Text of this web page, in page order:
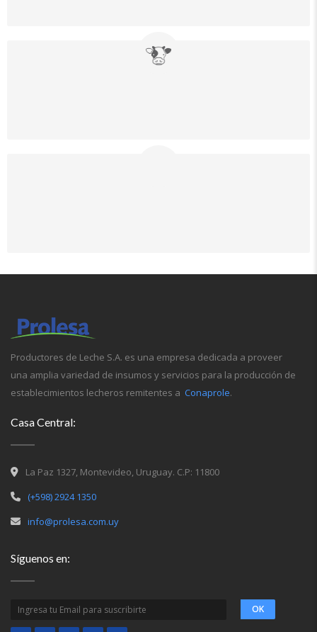
Productores de Leche S.A. es una empresa dedicada a proveer
una amplia variedad de insumos y servicios para la producción de
establecimientos lecheros remitentes a Conaprole.
Casa Central:
La Paz 1327, Montevideo, Uruguay. C.P: 11800
(+598) 2924 1350
info@prolesa.com.uy
Síguenos en: